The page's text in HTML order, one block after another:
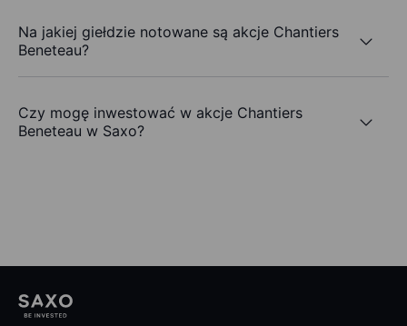
Na jakiej giełdzie notowane są akcje Chantiers
Beneteau?
Czy mogę inwestować w akcje Chantiers
Beneteau w Saxo?